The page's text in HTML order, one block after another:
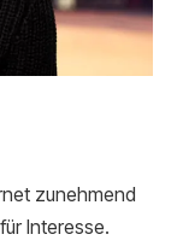
zunehmend
Interesse.